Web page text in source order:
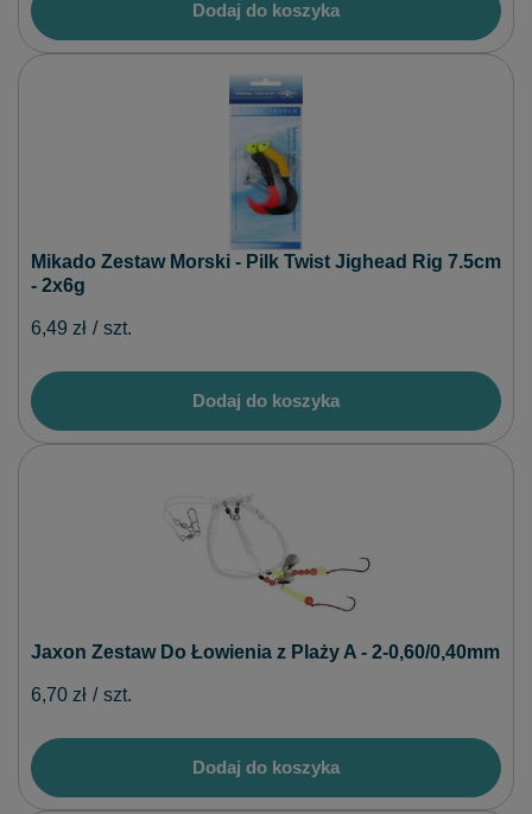
Dodaj do koszyka
Mikado Zestaw Morski - Pilk Twist Jighead Rig 7.5cm
- 2x6g
6,49 zł / szt.
Dodaj do koszyka
Jaxon Zestaw Do Łowienia z Plaży A - 2-0,60/0,40mm
6,70 zł / szt.
Dodaj do koszyka